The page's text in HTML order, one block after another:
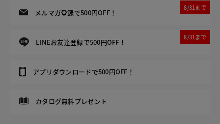
メルマガ登録で500円OFF！
8/31まで
LINEお友達登録で500円OFF！
8/31まで
アプリダウンロードで500円OFF！
カタログ無料プレゼント